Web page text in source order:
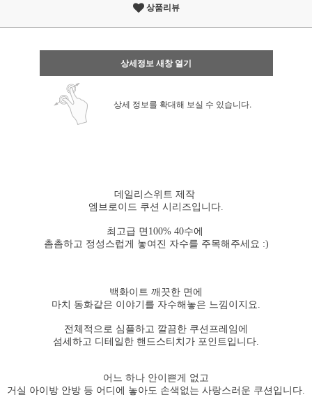
상품리뷰
상세정보 새창 열기
상세 정보를 확대해 보실 수 있습니다.
데일리스위트 제작
엠브로이드 쿠션 시리즈입니다.
최고급 면100% 40수에
촘촘하고 정성스럽게 놓여진 자수를 주목해주세요 :)
백화이트 깨끗한 면에
마치 동화같은 이야기를 자수해놓은 느낌이지요.
전체적으로 심플하고 깔끔한 쿠션프레임에
섬세하고 디테일한 핸드스티치가 포인트입니다.
어느 하나 안이쁜게 없고
거실 아이방 안방 등 어디에 놓아도 손색없는 사랑스러운 쿠션입니다.